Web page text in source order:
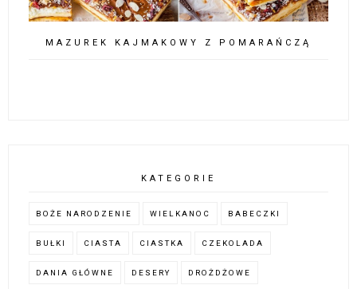
MAZUREK KAJMAKOWY Z POMARAŃCZĄ
KATEGORIE
BOŻE NARODZENIE WIELKANOC BABECZKI
BUŁKI CIASTA CIASTKA CZEKOLADA
DANIA GŁÓWNE DESERY DROŻDŻOWE